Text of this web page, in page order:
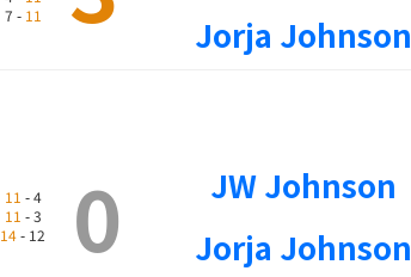
7 - 11
Jorja Johnson
11 - 4
11 - 3
14- 12 0
JW Johnson
Jorja Johnson